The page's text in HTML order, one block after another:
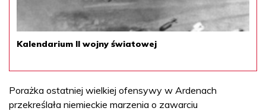
Kalendarium II wojny światowej
Porażka ostatniej wielkiej ofensywy w Ardenach
przekreślała niemieckie marzenia o zawarciu